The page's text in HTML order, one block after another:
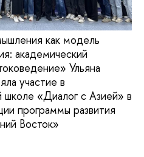
как модель
академический
Ульяна
участие в
«Диалог с Азией» в
программы развития
Восток»